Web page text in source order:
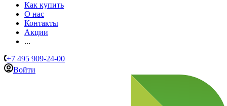
Как купить
О нас
Контакты
Акции
...
+7 495 909-24-00
Войти